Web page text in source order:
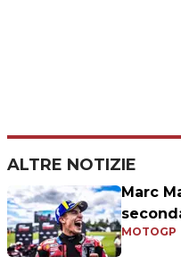
ALTRE NOTIZIE
Marc
MOTOGP